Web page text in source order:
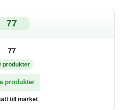
77
77
produkter
produkter
till märket